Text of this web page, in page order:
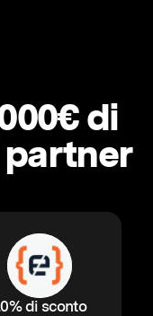
di
di sconto